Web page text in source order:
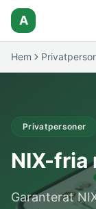
A
Hem
Privatpersoner
NIX-fria
Garanterat